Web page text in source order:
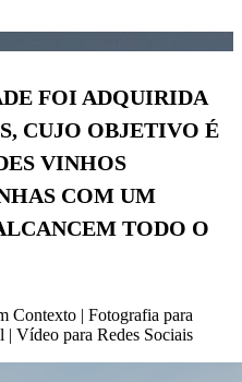
FOI ADQUIRIDA
CUJO OBJETIVO É
VINHOS
COM UM
TODO O
Contexto | Fotografia para
Vídeo para Redes Sociais